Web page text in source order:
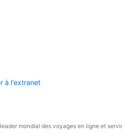
à l'extranet
mondial des voyages en ligne et